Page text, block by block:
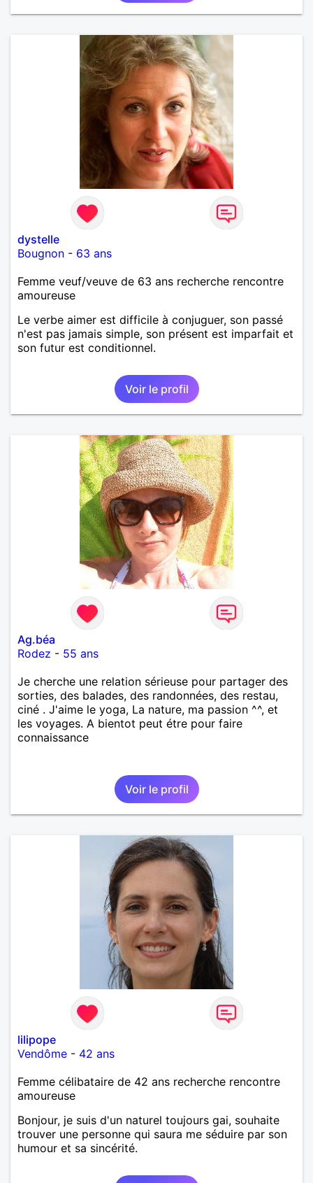
dystelle
Bougnon - 63 ans
Femme veuf/veuve de 63 ans recherche rencontre
amoureuse
Le verbe aimer est difficile à conjuguer, son passé
n'est pas jamais simple, son présent est imparfait et
son futur est conditionnel.
Voir le profil
Ag.béa
Rodez - 55 ans
Je cherche une relation sérieuse pour partager des
sorties, des balades, des randonnées, des restau,
ciné . J'aime le yoga, La nature, ma passion ^^, et
les voyages. A bientot peut étre pour faire
connaissance
Voir le profil
lilipope
Vendôme - 42 ans
Femme célibataire de 42 ans recherche rencontre
amoureuse
Bonjour, je suis d'un naturel toujours gai, souhaite
trouver une personne qui saura me séduire par son
humour et sa sincérité.